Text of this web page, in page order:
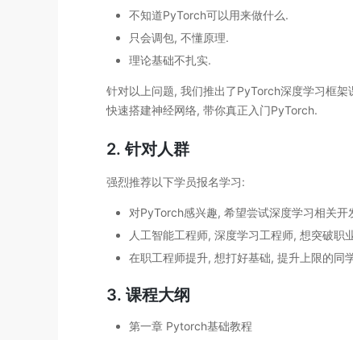
不知道PyTorch可以用来做什么.
只会调包, 不懂原理.
理论基础不扎实.
针对以上问题, 我们推出了PyTorch深度学习框
快速搭建神经网络, 带你真正入门PyTorch.
2. 针对人群
强烈推荐以下学员报名学习:
对PyTorch感兴趣, 希望尝试深度学习相关
人工智能工程师, 深度学习工程师, 想突破职
在职工程师提升, 想打好基础, 提升上限的同
3. 课程大纲
第一章 Pytorch基础教程